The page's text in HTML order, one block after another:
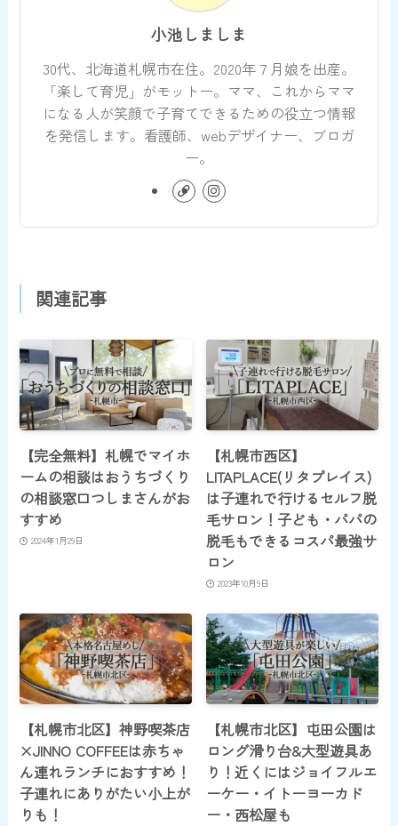
小池しましま
30代、北海道札幌市在住。2020年７月娘を出産。
「楽して育児」がモットー。ママ、これからママ
になる人が笑顔で子育てできるための役立つ情報
を発信します。看護師、webデザイナー、ブロガ
ー。
関連記事
【完全無料】札幌でマイホ
ームの相談はおうちづくり
の相談窓口つしまさんがお
すすめ
2024年1月29日
【札幌市西区】
LITAPLACE(リタプレイス)
は子連れで行けるセルフ脱
毛サロン！子ども・パパの
脱毛もできるコスパ最強サ
ロン
2023年10月9日
【札幌市北区】神野喫茶店
×JINNO COFFEEは赤ちゃ
ん連れランチにおすすめ！
子連れにありがたい小上が
りも！
【札幌市北区】屯田公園は
ロング滑り台&大型遊具あ
り！近くにはジョイフルエ
ーケー・イトーヨーカド
ー・西松屋も